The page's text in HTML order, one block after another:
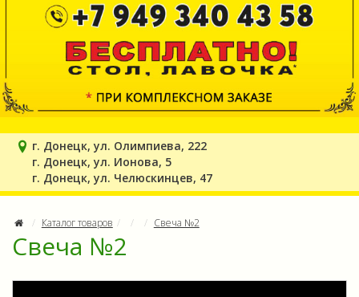
г. Донецк, ул. Олимпиева, 222
г. Донецк, ул. Ионова, 5
г. Донецк, ул. Челюскинцев, 47
Каталог товаров Свеча №2
Свеча №2